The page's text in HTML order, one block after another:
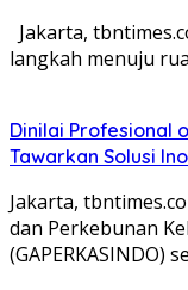
Jakarta,
langkah menuju
Dinilai Profesional
Tawarkan Solusi
Jakarta,
dan Perkebunan
(GAPERKASINDO)